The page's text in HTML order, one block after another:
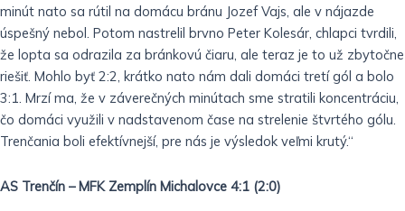
minút nato sa rútil na domácu bránu Jozef Vajs, ale v nájazde
úspešný nebol. Potom nastrelil brvno Peter Kolesár, chlapci tvrdili,
že lopta sa odrazila za bránkovú čiaru, ale teraz je to už zbytočne
riešiť. Mohlo byť 2:2, krátko nato nám dali domáci tretí gól a bolo
3:1. Mrzí ma, že v záverečných minútach sme stratili koncentráciu,
čo domáci využili v nadstavenom čase na strelenie štvrtého gólu.
Trenčania boli efektívnejší, pre nás je výsledok veľmi krutý.“
AS Trenčín – MFK Zemplín Michalovce 4:1 (2:0)